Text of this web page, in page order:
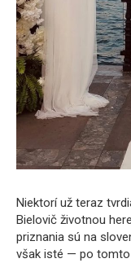
Niektorí už teraz
Bielovič životnou
priznania sú na
však isté — po tomto